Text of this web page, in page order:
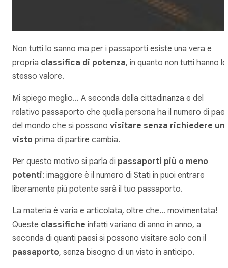
Non tutti lo sanno ma per i passaporti esiste una vera e
propria classifica di potenza, in quanto non tutti hanno lo
stesso valore.
Mi spiego meglio… A seconda della cittadinanza e del
relativo passaporto che quella persona ha il numero di
del mondo che si possono visitare senza richiedere un
visto prima di partire cambia.
Per questo motivo si parla di passaporti più o meno
potenti: imaggiore è il numero di Stati in puoi entrare
liberamente più potente sarà il tuo passaporto.
La materia è varia e articolata, oltre che… movimentata!
Queste classifiche infatti variano di anno in anno, a
seconda di quanti paesi si possono visitare solo con il
passaporto, senza bisogno di un visto in anticipo.